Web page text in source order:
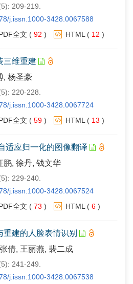
209-219.
j.issn.1000-3428.0067588
全文 ( 92 ) HTML ( 12 )
三维重建
, 杨圣豪
220-228.
j.issn.1000-3428.0067724
全文 ( 59 ) HTML ( 13 )
适应归一化的图像翻译
鹏, 徐丹, 钱文华
229-240.
j.issn.1000-3428.0067524
全文 ( 73 ) HTML ( 6 )
建的人脸表情识别
倩, 王丽燕, 裴二成
241-249.
j.issn.1000-3428.0067538